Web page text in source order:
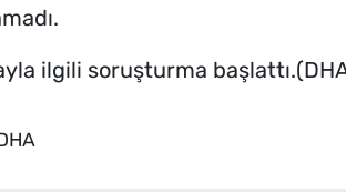
ilgili soruşturma